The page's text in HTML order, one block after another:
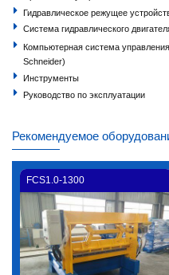
Гидравлическое режущее
Система гидравлического
Компьютерная система
Schneider)
Инструменты
Руководство по эксплуатации
Рекомендуемое
FCS1.0-1300